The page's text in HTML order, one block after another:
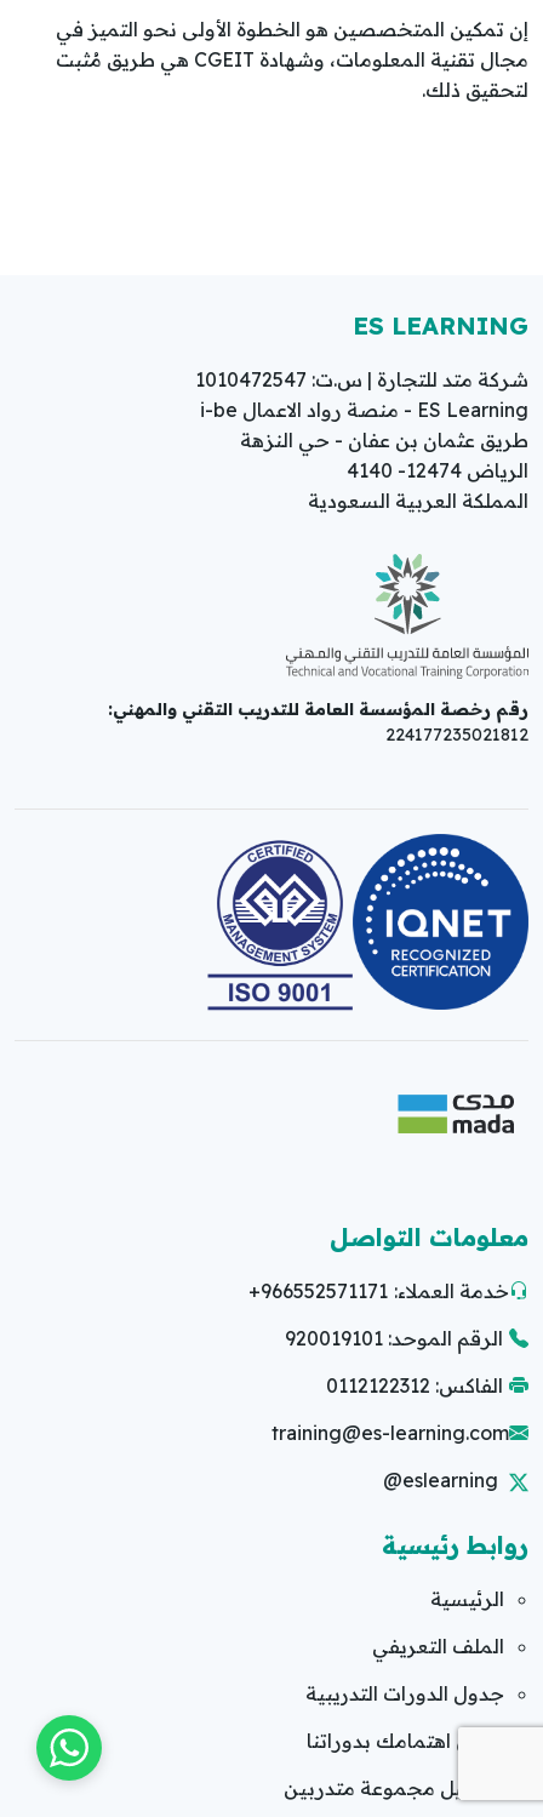
إن تمكين المتخصصين هو الخطوة الأولى نحو التميز في
مجال تقنية المعلومات، وشهادة CGEIT هي طريق مُثبت
لتحقيق ذلك.
ES LEARNING
شركة متد للتجارة | س.ت: 1010472547
ES Learning - منصة رواد الاعمال i-be
طريق عثمان بن عفان - حي النزهة
الرياض 12474- 4140
المملكة العربية السعودية
رقم رخصة المؤسسة العامة للتدريب التقني والمهني:
224177235021812
معلومات التواصل
خدمة العملاء: +966552571171
الرقم الموحد: 920019101
الفاكس: 0112122312
training@es-learning.com
@eslearning
روابط رئيسية
الرئيسية
الملف التعريفي
جدول الدورات التدريبية
سجّل اهتمامك بدوراتنا
تسجيل مجموعة متدربين